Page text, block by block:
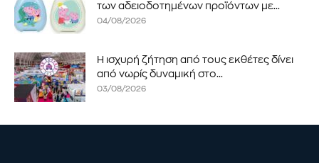
των αδειοδοτημένων προϊόντων με...
04/08/2026
Η ισχυρή ζήτηση από τους εκθέτες δίνει
από νωρίς δυναμική στο...
03/08/2026